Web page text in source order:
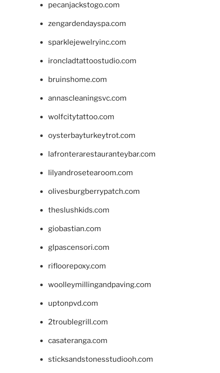
pecanjackstogo.com
zengardendayspa.com
sparklejewelryinc.com
ironcladtattoostudio.com
bruinshome.com
annascleaningsvc.com
wolfcitytattoo.com
oysterbayturkeytrot.com
lafronterarestauranteybar.com
lilyandrosetearoom.com
olivesburgberrypatch.com
theslushkids.com
giobastian.com
glpascensori.com
rifloorepoxy.com
woolleymillingandpaving.com
uptonpvd.com
2troublegrill.com
casateranga.com
sticksandstonesstudiooh.com